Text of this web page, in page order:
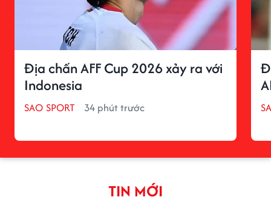
Địa chấn AFF Cup 2026 xảy ra với
Indonesia
SAO SPORT 34 phút trước
TIN MỚI